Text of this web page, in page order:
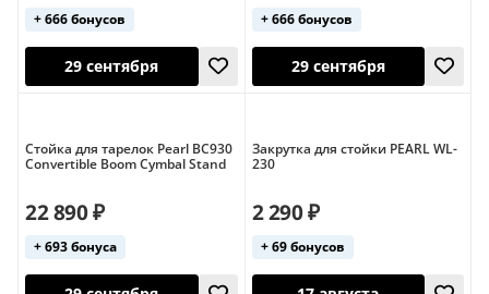
29 сентября
+ 666 бонусов + 666 бонусов
Стойка для тарелок Pearl BC930
Convertible Boom Cymbal Stand
22 890 ₽
+ 693 бонуса
Закрутка для стойки PEARL WL-
230
2 290 ₽
+ 69 бонусов